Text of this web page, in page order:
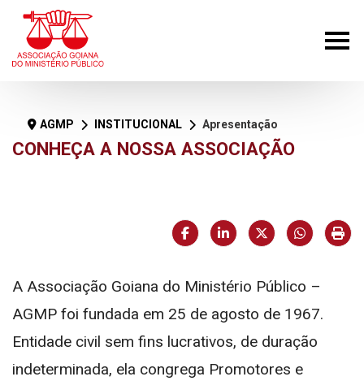
CONHEÇA A NOSSA ASSOCIAÇÃO
AGMP INSTITUCIONAL Apresentação
FacebookLinkedInX (formerly
A Associação Goiana do Ministério Público –
AGMP foi fundada em 25 de agosto de 1967.
Entidade civil sem fins lucrativos, de duração
indeterminada, ela congrega Promotores e